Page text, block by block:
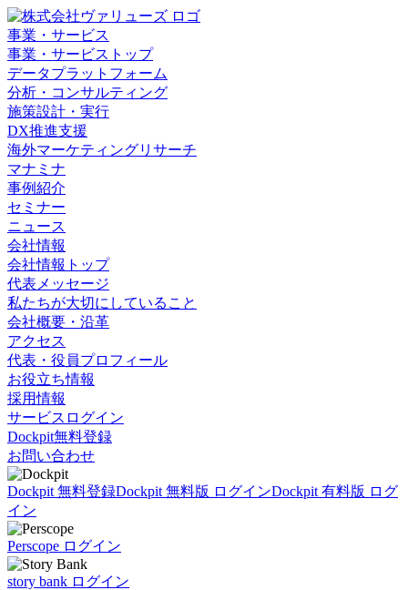
事業・サービス
事業・サービストップ
データプラットフォーム
分析・コンサルティング
施策設計・実行
DX推進支援
海外マーケティングリサーチ
マナミナ
事例紹介
セミナー
ニュース
会社情報
会社情報トップ
代表メッセージ
私たちが大切にしていること
会社概要・沿革
アクセス
代表・役員プロフィール
お役立ち情報
採用情報
サービスログイン
Dockpit無料登録
お問い合わせ
Dockpit 無料登録Dockpit 無料版 ログインDockpit 有料版 ログ
イン
Perscope ログイン
story bank ログイン